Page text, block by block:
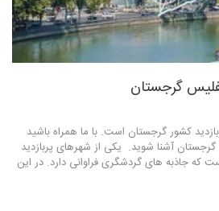
گرجستان
کشور گرجستان است. با ما همراه باشید
آشنا شوید. یکی از شهرهای پربازدید
که جاذبه های گردشگری فراوانی دارد. در این